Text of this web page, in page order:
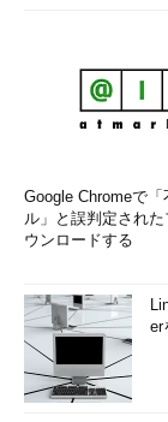
Google Chromeで「
ル」と誤判定され
ウンロードする
er